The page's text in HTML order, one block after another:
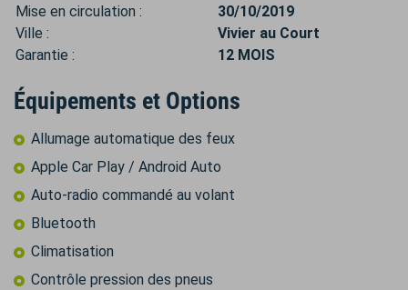
Mise en circulation :
30/10/2019
Ville :
Vivier au Court
Garantie :
12 MOIS
Équipements et Options
Allumage automatique des feux
Apple Car Play / Android Auto
Auto-radio commandé au volant
Bluetooth
Climatisation
Contrôle pression des pneus